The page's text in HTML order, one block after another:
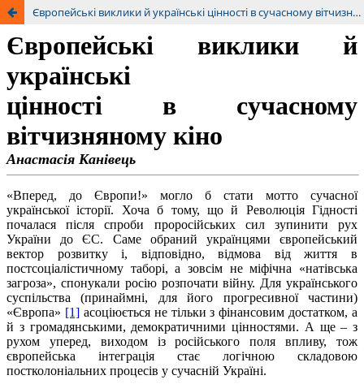
Європейські виклики й українські цінності в сучасному вітчизняному кіно